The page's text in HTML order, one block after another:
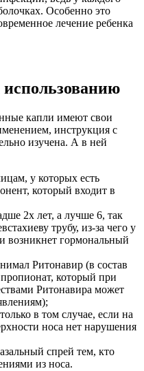
Особенно это
лечение ребенка
капли имеют свои
инструкция с
изучена. А в ней
у которых есть
который входит в
2х лет, а лучше 6, так
трубу, из-за чего у
возникнет гормональный
Ритонавир (в состав
который при
Ритонавира может
в том случае, если на
носа нет нарушения
спрей тем, кто
из носа.